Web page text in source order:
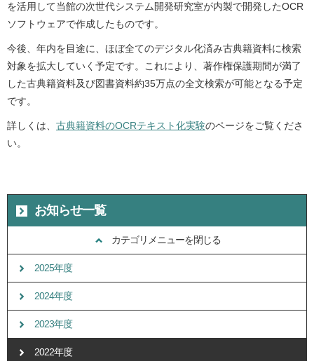
を活用して当館の次世代システム開発研究室が内製で開発したOCR
ソフトウェアで作成したものです。
今後、年内を目途に、ほぼ全てのデジタル化済み古典籍資料に検索
対象を拡大していく予定です。これにより、著作権保護期間が満了
した古典籍資料及び図書資料約35万点の全文検索が可能となる予定
です。
詳しくは、 古典籍資料のOCRテキスト化実験のページをご覧くださ
い。
お知らせ一覧
カテゴリメニューを閉じる
2025年度
2024年度
2023年度
2022年度